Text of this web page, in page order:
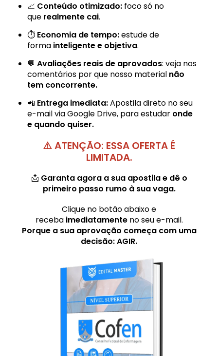
📈 Conteúdo otimizado: foco só no
que realmente cai.
⏱️ Economia de tempo:estude de
forma inteligente e objetiva.
💬 Avaliações reais de aprovados: veja nos
comentários por que nosso material não
tem concorrente.
📲 Entrega imediata:Apostila direto no seu
e-mail via Google Drive, para estudar onde
e quando quiser.
⚠️ATENÇÃO: ESSA OFERTA É
LIMITADA.
📩 Garanta agora a sua apostila e dê o
primeiro passo rumo à sua vaga.
Clique no botão abaixo e
receba imediatamenteno seu e-mail.
Porque a sua aprovação começa com uma
decisão: AGIR.